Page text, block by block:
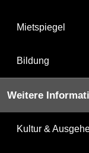
Mietspiegel
Bildung
Weitere
Kultur &